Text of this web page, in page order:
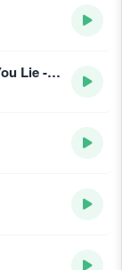
一直在用的来电铃声 Love the Way You Lie - Love-the-Way-You-Lie